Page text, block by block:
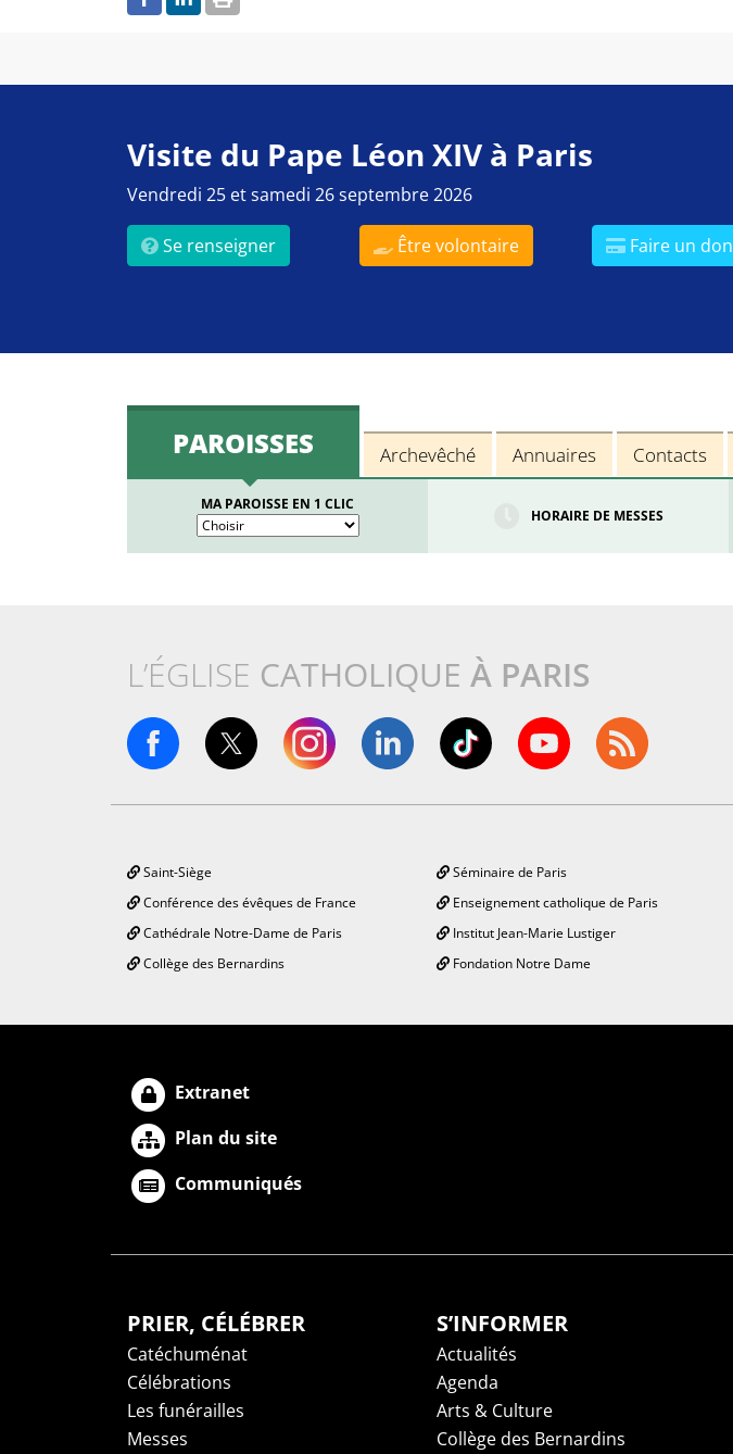
Visite du Pape Léon XIV à Paris
Vendredi 25 et samedi 26 septembre 2026
Se renseigner Être volontaire Faire un don
PAROISSES Archevêché Annuaires Contacts
MA PAROISSE EN 1 CLIC
HORAIRE DE MESSES
L’ÉGLISE CATHOLIQUE À PARIS
Saint-Siège
Conférence des évêques de France
Cathédrale Notre-Dame de Paris
Collège des Bernardins
Séminaire de Paris
Enseignement catholique de Paris
Institut Jean-Marie Lustiger
Fondation Notre Dame
Extranet
Plan du site
Communiqués
PRIER, CÉLÉBRER
Catéchuménat
Célébrations
Les funérailles
Messes
S’INFORMER
Actualités
Agenda
Arts & Culture
Collège des Bernardins